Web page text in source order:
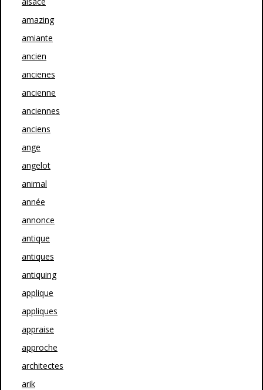
amazing
amiante
ancien
ancienes
ancienne
anciennes
anciens
ange
angelot
animal
année
annonce
antique
antiques
antiquing
applique
appliques
appraise
approche
architectes
arik